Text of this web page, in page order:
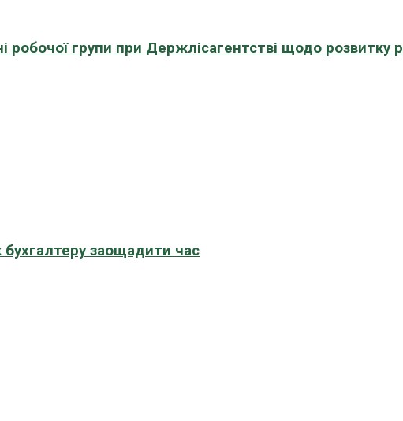
робочої групи при Держлісагентстві щодо розвитку
бухгалтеру заощадити час